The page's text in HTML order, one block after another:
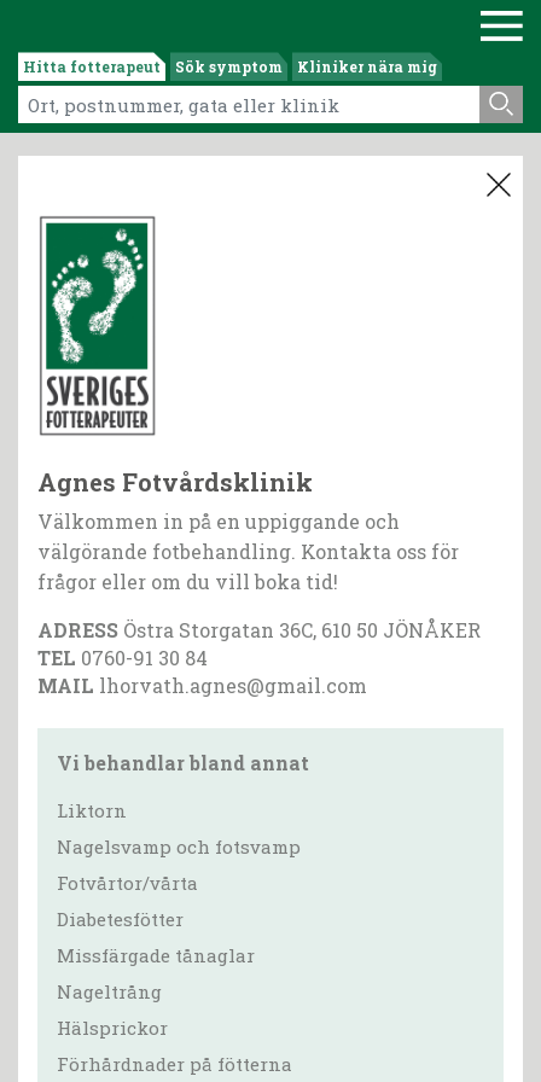
Hitta fotterapeut Sök symptom Kliniker nära mig
Agnes Fotvårdsklinik
Välkommen in på en uppiggande och
välgörande fotbehandling. Kontakta oss för
frågor eller om du vill boka tid!
ADRESS Östra Storgatan 36C, 610 50 JÖNÅKER
TEL 0760-91 30 84
MAIL lhorvath.agnes@gmail.com
Vi behandlar bland annat
Liktorn
Nagelsvamp och fotsvamp
Fotvårtor/vårta
Diabetesfötter
Missfärgade tånaglar
Nageltrång
Hälsprickor
Förhårdnader på fötterna